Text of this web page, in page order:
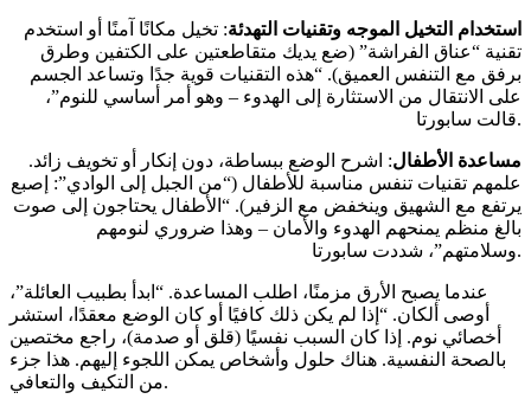
استخدام التخيل الموجه وتقنيات التهدئة: تخيل مكانًا آمنًا أو استخدم
تقنية “عناق الفراشة” (ضع يديك متقاطعتين على الكتفين وطرق
برفق مع التنفس العميق). “هذه التقنيات قوية جدًا وتساعد الجسم
على الانتقال من الاستثارة إلى الهدوء – وهو أمر أساسي للنوم”،
قالت سابورتا.
مساعدة الأطفال: اشرح الوضع ببساطة، دون إنكار أو تخويف زائد.
علمهم تقنيات تنفس مناسبة للأطفال (“من الجبل إلى الوادي”: إصبع
يرتفع مع الشهيق وينخفض مع الزفير). “الأطفال يحتاجون إلى صوت
بالغ منظم يمنحهم الهدوء والأمان – وهذا ضروري لنومهم
وسلامتهم”، شددت سابورتا.
عندما يصبح الأرق مزمنًا، اطلب المساعدة. “ابدأ بطبيب العائلة”،
أوصى ألكان. “إذا لم يكن ذلك كافيًا أو كان الوضع معقدًا، استشر
أخصائي نوم. إذا كان السبب نفسيًا (قلق أو صدمة)، راجع مختصين
بالصحة النفسية. هناك حلول وأشخاص يمكن اللجوء إليهم. هذا جزء
من التكيف والتعافي.